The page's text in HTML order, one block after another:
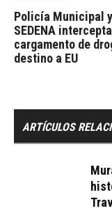
Policía Municipal y
SEDENA
cargamento de
destino a EU
ARTÍCULOS